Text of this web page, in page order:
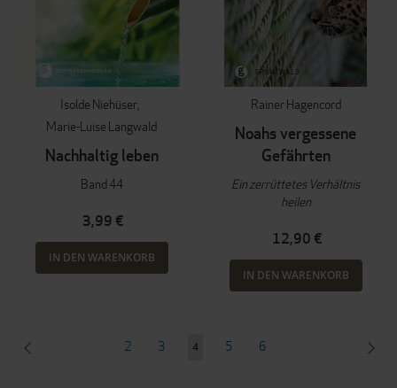
Isolde Niehüser
Marie-Luise Langwald
Nachhaltig leben
Band 44
3,99 €
IN DEN WARENKORB
Rainer Hagencord
Noahs vergessene
Gefährten
Ein zerrüttetes Verhältnis
heilen
12,90 €
IN DEN WARENKORB
Seite
2 Seite
3
Sie
4 Seite
5 Seite
6